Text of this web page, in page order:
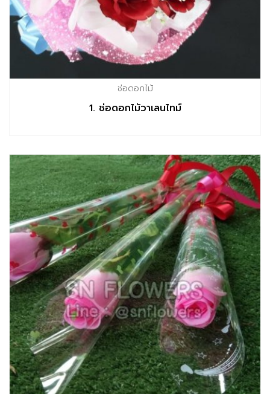
ช่อดอกไม้
1. ช่อดอกไม้วาเลนไทม์